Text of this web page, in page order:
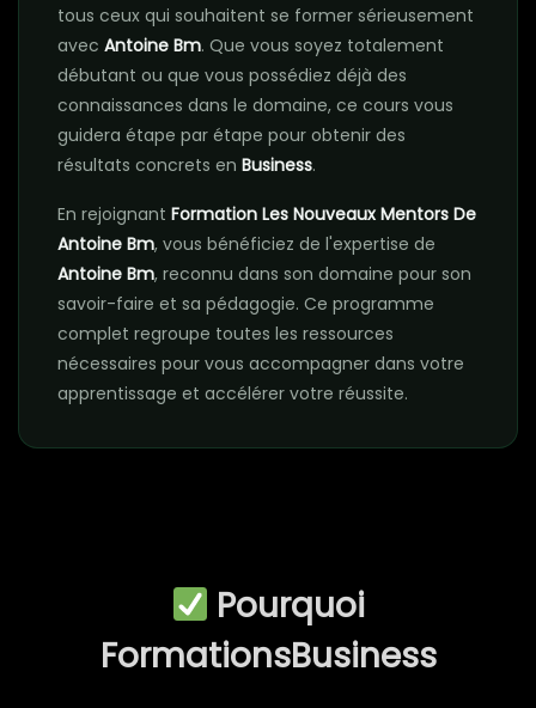
tous ceux qui souhaitent se former sérieusement
avec Antoine Bm. Que vous soyez totalement
débutant ou que vous possédiez déjà des
connaissances dans le domaine, ce cours vous
guidera étape par étape pour obtenir des
résultats concrets en Business.
En rejoignant Formation Les Nouveaux Mentors De
Antoine Bm, vous bénéficiez de l'expertise de
Antoine Bm, reconnu dans son domaine pour son
savoir-faire et sa pédagogie. Ce programme
complet regroupe toutes les ressources
nécessaires pour vous accompagner dans votre
apprentissage et accélérer votre réussite.
Pourquoi
FormationsBusiness